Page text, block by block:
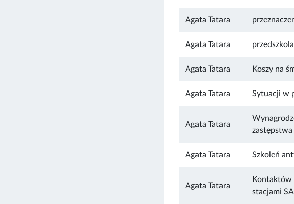
Agata Tatara
Agata Tatara
Agata Tatara Koszy na
Agata Tatara Sytuacji w
Agata Tatara
zastępstwa
Agata Tatara Szkoleń
Agata Tatara
Kontaktów
stacjami